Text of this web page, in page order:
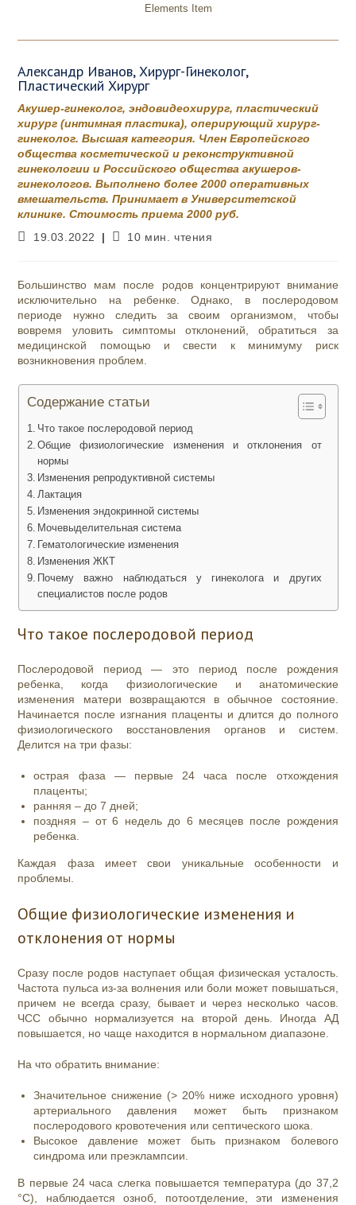
Elements Item
Александр Иванов, Хирург-Гинеколог,
Пластический Хирург
Акушер-гинеколог, эндовидеохирург, пластический
хирург (интимная пластика), оперирующий хирург-
гинеколог. Высшая категория. Член Европейского
общества косметической и реконструктивной
гинекологии и Российского общества акушеров-
гинекологов. Выполнено более 2000 оперативных
вмешательств. Принимает в Университетской
клинике. Стоимость приема 2000 руб.
Запись
19.03.2022
Время
10 мин. чтения
Большинство мам после родов концентрируют внимание
исключительно на ребенке. Однако, в послеродовом
периоде нужно следить за своим организмом, чтобы
вовремя уловить симптомы отклонений, обратиться за
медицинской помощью и свести к минимуму риск
возникновения проблем.
Содержание статьи
Что такое послеродовой период
Общие физиологические изменения и отклонения от
нормы
Изменения репродуктивной системы
Лактация
Изменения эндокринной системы
Мочевыделительная система
Гематологические изменения
Изменения ЖКТ
Почему важно наблюдаться у гинеколога и других
специалистов после родов
Что такое послеродовой период
Послеродовой период — это период после рождения
ребенка, когда физиологические и анатомические
изменения матери возвращаются в обычное состояние.
Начинается после изгнания плаценты и длится до полного
физиологического восстановления органов и систем.
Делится на три фазы:
острая фаза — первые 24 часа после отхождения
плаценты;
ранняя – до 7 дней;
поздняя – от 6 недель до 6 месяцев после рождения
ребенка.
Каждая фаза имеет свои уникальные особенности и
проблемы.
Общие физиологические изменения и
отклонения от нормы
Сразу после родов наступает общая физическая усталость.
Частота пульса из-за волнения или боли может повышаться,
причем не всегда сразу, бывает и через несколько часов.
ЧСС обычно нормализуется на второй день. Иногда АД
повышается, но чаще находится в нормальном диапазоне.
На что обратить внимание:
Значительное снижение (> 20% ниже исходного уровня)
артериального давления может быть признаком
послеродового кровотечения или септического шока.
Высокое давление может быть признаком болевого
синдрома или преэклампсии.
В первые 24 часа слегка повышается температура (до 37,2
°C), наблюдается озноб, потоотделение, эти изменения